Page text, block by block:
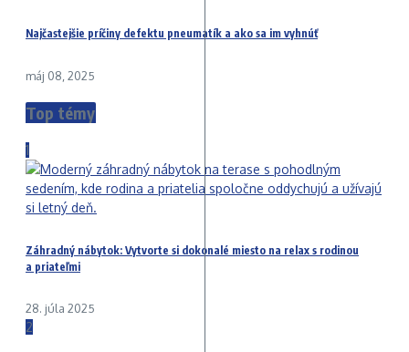
Najčastejšie príčiny defektu pneumatík a ako sa im vyhnúť
máj 08, 2025
Top témy
1
Záhradný nábytok: Vytvorte si dokonalé miesto na relax s rodinou
a priateľmi
28. júla 2025
2